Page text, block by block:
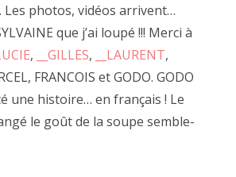
Les photos, vidéos arrivent…
que j’ai loupé !!! Merci à
, __GILLES, __LAURENT,
FRANCOIS et GODO. GODO
une histoire… en français ! Le
le goût de la soupe semble-
plus intéressante que l'art" (à répeter
une société en crise existentielle entre
et espoir.
et les boîtes, JF base une grande